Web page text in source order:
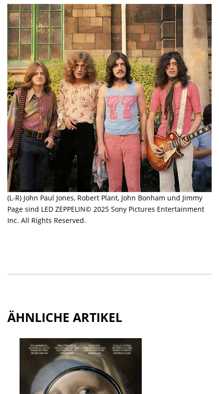
(L-R) John Paul Jones, Robert Plant, John Bonham und Jimmy
Page sind LED ZEPPELIN© 2025 Sony Pictures Entertainment
Inc. All Rights Reserved.
ÄHNLICHE ARTIKEL